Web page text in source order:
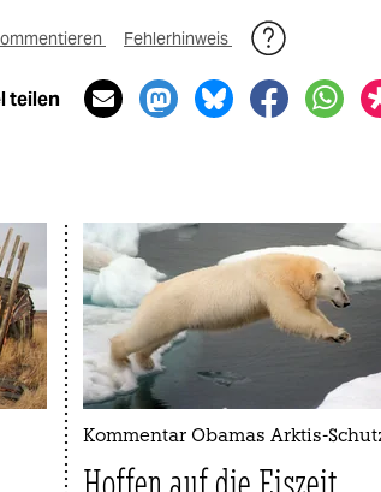
Fehlerhinweis
teilen
Kommentar Obamas Arktis-